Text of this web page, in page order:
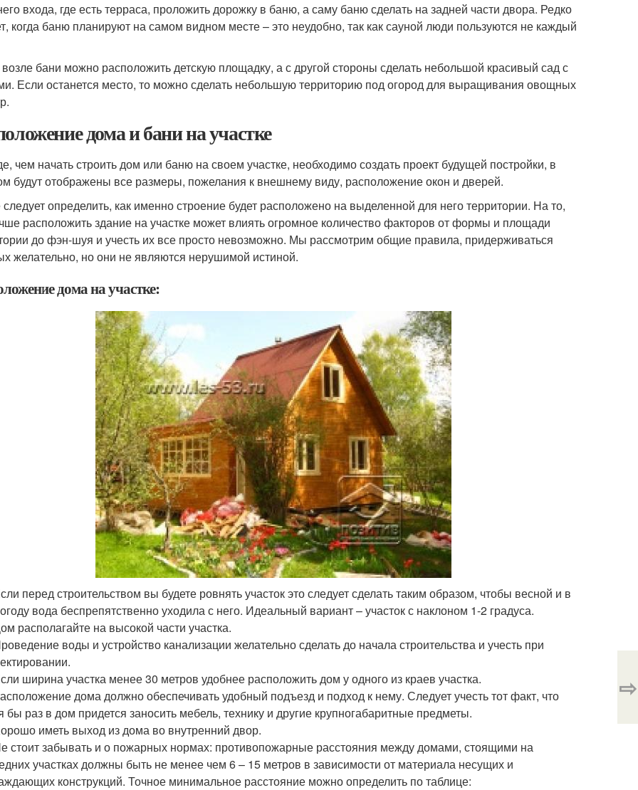
входа, где есть терраса, проложить дорожку в баню, а саму баню сделать на задней части двора. Редко
когда баню планируют на самом видном месте – это неудобно, так как сауной люди пользуются не каждый
бани можно расположить детскую площадку, а с другой стороны сделать небольшой красивый сад с
Если останется место, то можно сделать небольшую территорию под огород для выращивания овощных
дома и бани на участке
чем начать строить дом или баню на своем участке, необходимо создать проект будущей постройки, в
будут отображены все размеры, пожелания к внешнему виду, расположение окон и дверей.
определить, как именно строение будет расположено на выделенной для него территории. На то,
расположить здание на участке может влиять огромное количество факторов от формы и площади
до фэн-шуя и учесть их все просто невозможно. Мы рассмотрим общие правила, придерживаться
желательно, но они не являются нерушимой истиной.
дома на участке:
перед строительством вы будете ровнять участок это следует сделать таким образом, чтобы весной и в
вода беспрепятственно уходила с него. Идеальный вариант – участок с наклоном 1-2 градуса.
располагайте на высокой части участка.
воды и устройство канализации желательно сделать до начала строительства и учесть при
ширина участка менее 30 метров удобнее расположить дом у одного из краев участка.
дома должно обеспечивать удобный подъезд и подход к нему. Следует учесть тот факт, что
бы раз в дом придется заносить мебель, технику и другие крупногабаритные предметы.
иметь выход из дома во внутренний двор.
стоит забывать и о пожарных нормах: противопожарные расстояния между домами, стоящими на
участках должны быть не менее чем 6 – 15 метров в зависимости от материала несущих и
конструкций. Точное минимальное расстояние можно определить по таблице:
⇨